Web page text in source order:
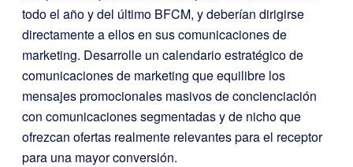
todo el año y del último BFCM, y deberían dirigirse
directamente a ellos en sus comunicaciones de
marketing. Desarrolle un calendario estratégico de
comunicaciones de marketing que equilibre los
mensajes promocionales masivos de concienciación
con comunicaciones segmentadas y de nicho que
ofrezcan ofertas realmente relevantes para el receptor
para una mayor conversión.